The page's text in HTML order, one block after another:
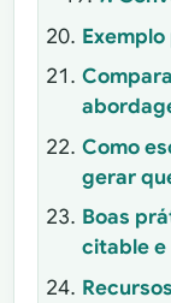
Como
gerar
Boas
citable e